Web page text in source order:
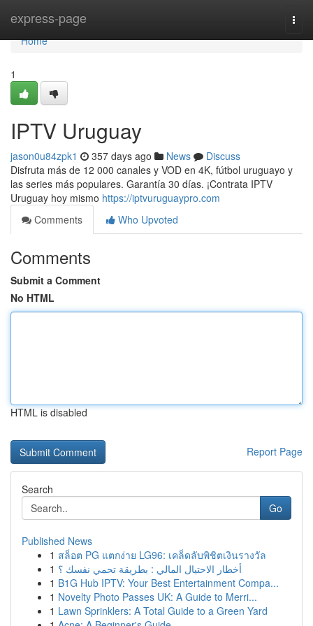
express-page
Home
Home
1
IPTV Uruguay
jason0u84zpk1 357 days ago News
Discuss
Disfruta más de 12 000 canales y VOD en 4K, fútbol uruguayo y
las series más populares. Garantía 30 días. ¡Contrata IPTV
Uruguay hoy mismo https://iptvuruguaypro.com
Comments
Who Upvoted
Comments
Submit a Comment
No HTML
HTML is disabled
Report Page
Search
Go
Published News
1 สล็อต PG แตกง่าย LG96: เคล็ดลับพิชิตเงินรางวัล
1 أخطار الاحتيال المالي : بطريقة تحمي نفسك ؟
1 B1G Hub IPTV: Your Best Entertainment Compa...
1 Novelty Photo Passes UK: A Guide to Merri...
1 Lawn Sprinklers: A Total Guide to a Green Yard